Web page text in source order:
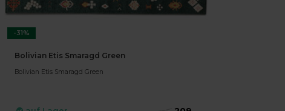
-31%
Bolivian Etis Smaragd Green
Bolivian Etis Smaragd Green